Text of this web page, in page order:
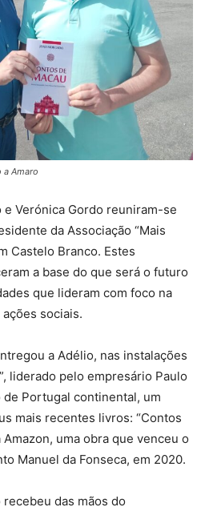
Amaro
e Verónica Gordo reuniram-se
da Associação “Mais
Castelo Branco. Estes
a base do que será o futuro
que lideram com foco na
sociais.
a Adélio, nas instalações
liderado pelo empresário Paulo
Portugal continental, um
mais recentes livros: “Contos
uma obra que venceu o
Manuel da Fonseca, em 2020.
recebeu das mãos do